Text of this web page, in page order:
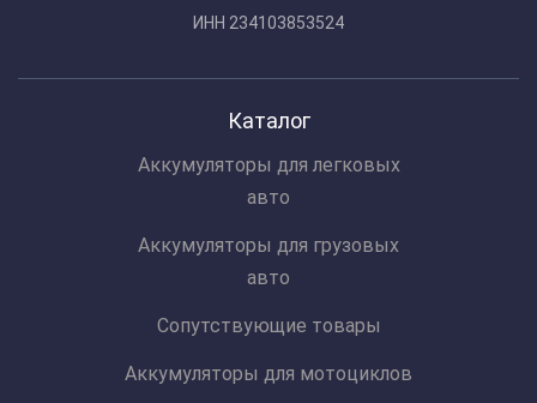
ИНН 234103853524
Каталог
Аккумуляторы для легковых
авто
Аккумуляторы для грузовых
авто
Сопутствующие товары
Аккумуляторы для мотоциклов